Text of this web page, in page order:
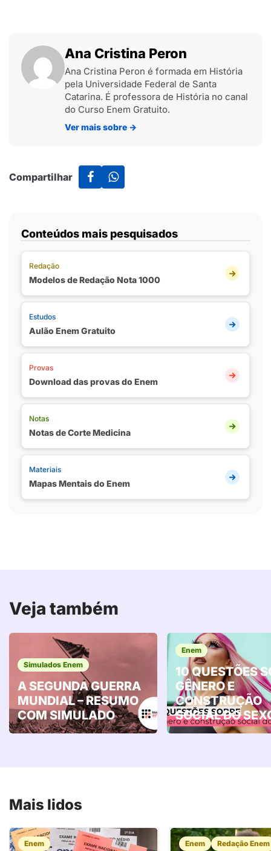
Ana Cristina Peron
Ana Cristina Peron é formada em História
pela Universidade Federal de Santa
Catarina. É professora de História no canal
do Curso Enem Gratuito.
Ver mais sobre →
Compartilhar
Conteúdos mais pesquisados
Redação
Modelos de Redação Nota 1000
Estudos
Aulão Enem Gratuito
Provas
Download das provas do Enem
Notas
Notas de Corte Medicina
Materiais
Mapas Mentais do Enem
Veja também
Simulados Enem
A SEGUNDA GUERRA
MUNDIAL – RESUMO
COM SIMULADO
Enem
10 QUESTÕES
GÊNERO E
CONSTRUÇÃO
SOCIAL DO
Mais lidos
Enem Enem Redação Enem